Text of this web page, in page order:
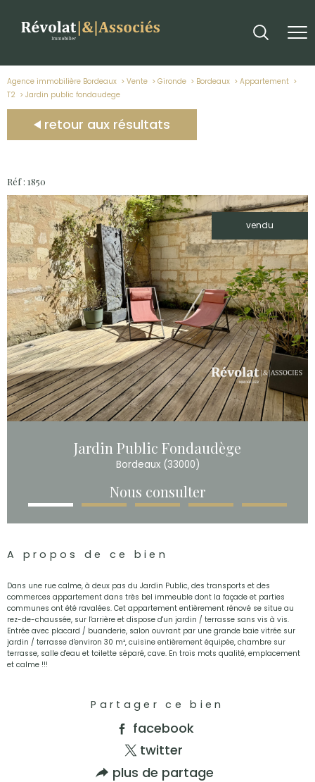
Agence immobilière Bordeaux Vente Gironde Bordeaux
Appartement
T2
jardin public fondaudege
retour aux résultats
Réf : 1850
vendu
Jardin Public Fondaudège
Bordeaux (33000)
Nous consulter
A propos de ce bien
Dans une rue calme, à deux pas du Jardin Public, des transports et des
commerces appartement dans très bel immeuble dont la façade et parties
communes ont été ravalées. Cet appartement entièrement rénové se situe au
rez-de-chaussée, sur l'arrière et dispose d'un jardin / terrasse sans vis à vis.
Entrée avec placard / buanderie, salon ouvrant par une grande baie vitrée sur
jardin / terrasse d'environ 30 m², cuisine entièrement équipée, chambre sur
terrasse, salle d'eau et toilette séparé, cave. En trois mots qualité, emplacement
et calme !!!
Partager ce bien
facebook
twitter
plus de partage